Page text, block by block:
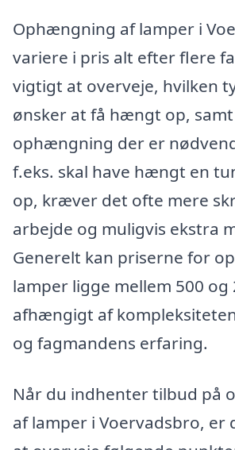
Ophængning af lamper i
variere i pris alt efter flere
vigtigt at overveje, hvilken
ønsker at få hængt op,
ophængning der er
f.eks. skal have hængt en
op, kræver det ofte mere
arbejde og muligvis ekstra
Generelt kan priserne for
lamper ligge mellem 500 og
afhængigt af
og fagmandens erfaring.
Når du indhenter tilbud på
af lamper i Voervadsbro, er